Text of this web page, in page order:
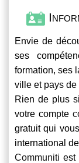
Envie de
ses
formation, ses
ville et pays de
Rien de plus
votre compte
gratuit qui
international
Communiti est